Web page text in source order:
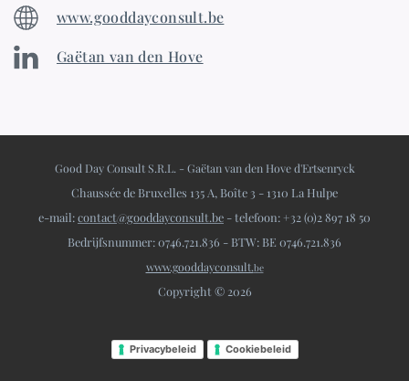
www.gooddayconsult.be
Gaëtan van den Hove
Good Day Consult S.R.L. - Gaëtan van den Hove d'Ertsenryck
Chaussée de Bruxelles 135 A, Boîte 3 - 1310 La Hulpe
e-mail:contact@gooddayconsult.be - telefoon: +32 (0)2 897 18 50
Bedrijfsnummer: 0746.721.836 - BTW: BE 0746.721.836
www.gooddayconsult.be
Copyright © 2026
Privacybeleid Cookiebeleid